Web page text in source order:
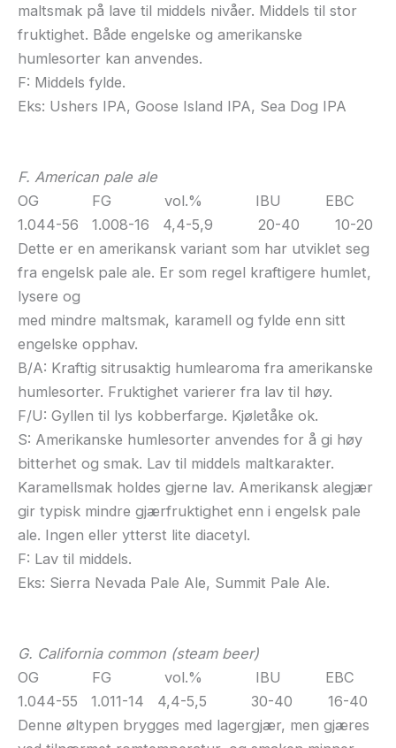
maltsmak på lave til middels nivåer. Middels til stor
fruktighet. Både engelske og amerikanske
humlesorter kan anvendes.
F: Middels fylde.
Eks: Ushers IPA, Goose Island IPA, Sea Dog IPA
F. American pale ale
OG FG vol.% IBU EBC
1.044-56 1.008-16 4,4-5,9 20-40 10-20
Dette er en amerikansk variant som har utviklet seg
fra engelsk pale ale. Er som regel kraftigere humlet,
lysere og
med mindre maltsmak, karamell og fylde enn sitt
engelske opphav.
B/A: Kraftig sitrusaktig humlearoma fra amerikanske
humlesorter. Fruktighet varierer fra lav til høy.
F/U: Gyllen til lys kobberfarge. Kjøletåke ok.
S: Amerikanske humlesorter anvendes for å gi høy
bitterhet og smak. Lav til middels maltkarakter.
Karamellsmak holdes gjerne lav. Amerikansk alegjær
gir typisk mindre gjærfruktighet enn i engelsk pale
ale. Ingen eller ytterst lite diacetyl.
F: Lav til middels.
Eks: Sierra Nevada Pale Ale, Summit Pale Ale.
G. California common (steam beer)
OG FG vol.% IBU EBC
1.044-55 1.011-14 4,4-5,5 30-40 16-40
Denne øltypen brygges med lagergjær, men gjæres